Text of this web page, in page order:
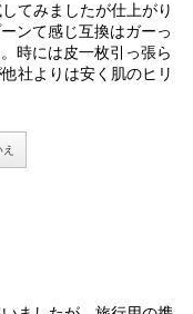
てみましたが仕上がり
ンて感じ互換はガーっ
時には皮一枚引っ張ら
社よりは安く肌のヒリ